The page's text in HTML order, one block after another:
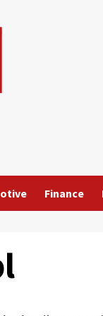
Finance